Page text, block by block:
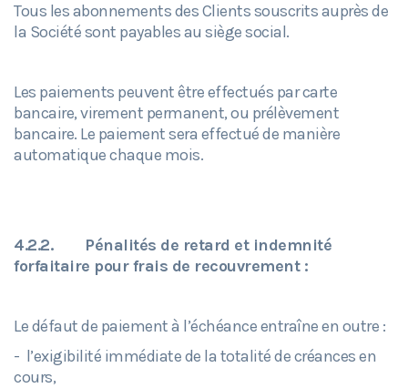
Tous les abonnements des Clients souscrits auprès de
la Société sont payables au siège social.
Les paiements peuvent être effectués par carte
bancaire, virement permanent, ou prélèvement
bancaire. Le paiement sera effectué de manière
automatique chaque mois.
4.2.2.
Pénalités de retard et indemnité
forfaitaire pour frais de recouvrement :
Le défaut de paiement à l’échéance entraîne en outre :
- l’exigibilité immédiate de la totalité de créances en
cours,